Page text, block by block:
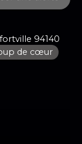
de cœur